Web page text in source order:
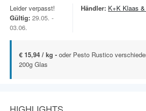
Leider verpasst!
Gültig: 29.05. -
03.06.
Händler: K+K Klaas
€ 15,94 / kg - oder Pesto Rustico
200g Glas